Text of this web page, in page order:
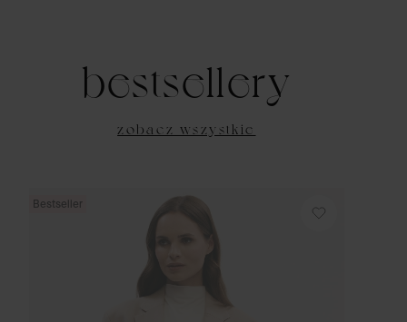
bestsellery
zobacz wszystkie
Bestseller